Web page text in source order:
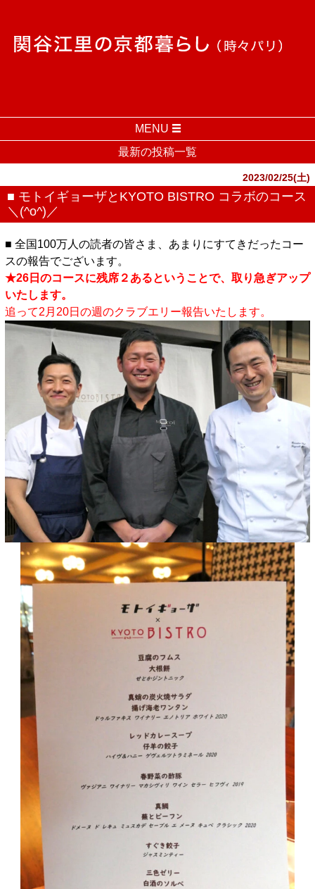
MENU
最新の投稿一覧
2023/02/25(土)
■ モトイギョーザとKYOTO BISTRO コラボのコース
＼(^o^)／
■ 全国100万人の読者の皆さま、あまりにすてきだったコー
スの報告でございます。
★26日のコースに残席２あるということで、取り急ぎアップ
いたします。
追って2月20日の週のクラブエリー報告いたします。